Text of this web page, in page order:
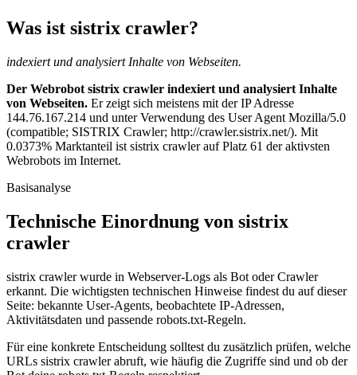
Was ist sistrix crawler?
indexiert und analysiert Inhalte von Webseiten.
Der Webrobot sistrix crawler indexiert und analysiert Inhalte
von Webseiten. Er zeigt sich meistens mit der IP Adresse
144.76.167.214 und unter Verwendung des User Agent Mozilla/5.0
(compatible; SISTRIX Crawler; http://crawler.sistrix.net/). Mit
0.0373% Marktanteil ist sistrix crawler auf Platz 61 der aktivsten
Webrobots im Internet.
Basisanalyse
Technische Einordnung von sistrix
crawler
sistrix crawler wurde in Webserver-Logs als Bot oder Crawler
erkannt. Die wichtigsten technischen Hinweise findest du auf dieser
Seite: bekannte User-Agents, beobachtete IP-Adressen,
Aktivitätsdaten und passende robots.txt-Regeln.
Für eine konkrete Entscheidung solltest du zusätzlich prüfen, welche
URLs sistrix crawler abruft, wie häufig die Zugriffe sind und ob der